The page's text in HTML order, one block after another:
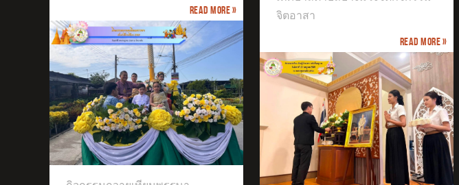
Read more »
จิตอาสา
Read more »